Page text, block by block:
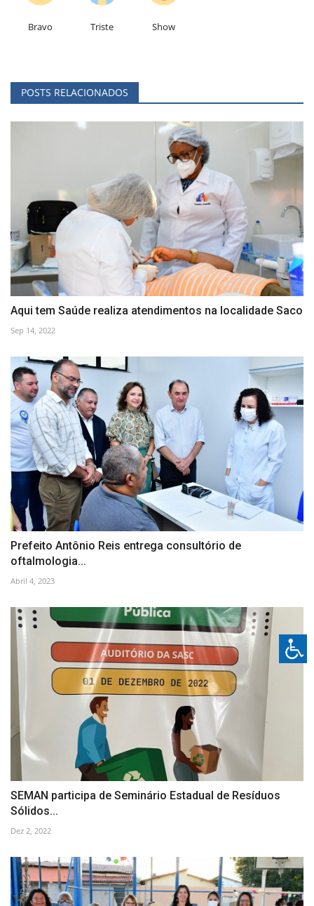
Bravo Triste Show
POSTS RELACIONADOS
Aqui tem Saúde realiza atendimentos na localidade Saco
Sep 14, 2022
Prefeito Antônio Reis entrega consultório de
oftalmologia...
Abril 4, 2023
SEMAN participa de Seminário Estadual de Resíduos
Sólidos...
Dez 2, 2022